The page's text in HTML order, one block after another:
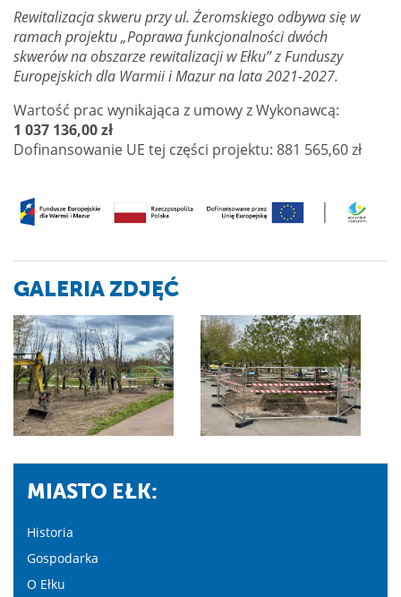
Rewitalizacja skweru przy ul. Żeromskiegoodbywa się w
ramach projektu „Poprawa funkcjonalności dwóch
skwerów na obszarze rewitalizacji w Ełku” z Funduszy
Europejskich dla Warmii i Mazur na lata 2021-2027.
Wartość prac wynikająca z umowy z Wykonawcą:
1 037 136,00 zł
Dofinansowanie UE tej części projektu: 881 565,60 zł
GALERIA ZDJĘĆ
MIASTO EŁK:
Historia
Gospodarka
O Ełku